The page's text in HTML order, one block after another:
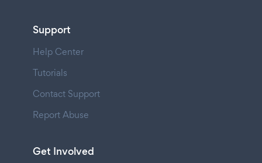
Support
Help Center
Tutorials
Contact Support
Report Abuse
Get Involved